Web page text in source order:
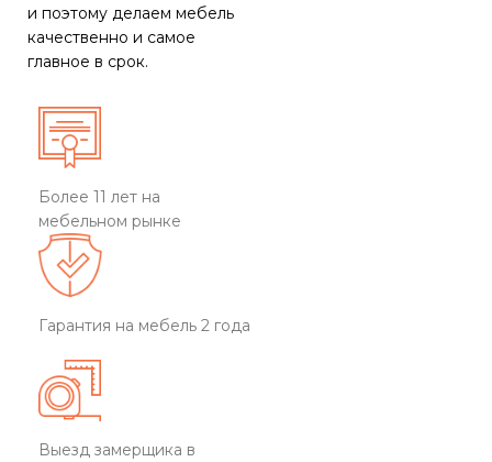
и поэтому делаем мебель
качественно и самое
главное в срок.
Более 11 лет на
мебельном рынке
Гарантия на мебель 2 года
Выезд замерщика в